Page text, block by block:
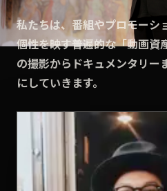
私たちは、番組やプロモーシ
個性を映す普遍的な「動画資
の撮影からドキュメンタリー
にしていきます。